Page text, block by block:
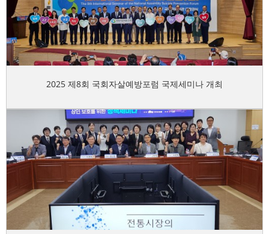
2025 제8회 국회자살예방포럼 국제세미나 개최